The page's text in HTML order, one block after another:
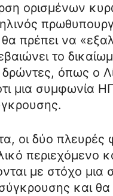
ορισμένων
πρέπει να
το
δρώντες, όπως ο
ότι μια
οι δύο πλευρές
περιεχόμενο
με στόχο
και θα